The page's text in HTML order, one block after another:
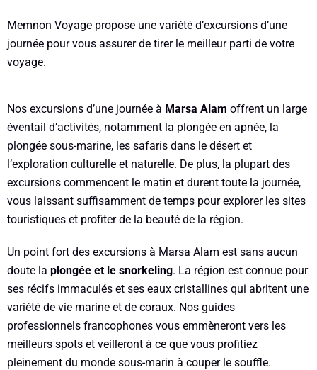
Memnon Voyage propose une variété d’excursions d’une
journée pour vous assurer de tirer le meilleur parti de votre
voyage.
Nos excursions d’une journée à Marsa Alam offrent un large
éventail d’activités, notamment la plongée en apnée, la
plongée sous-marine, les safaris dans le désert et
l’exploration culturelle et naturelle. De plus, la plupart des
excursions commencent le matin et durent toute la journée,
vous laissant suffisamment de temps pour explorer les sites
touristiques et profiter de la beauté de la région.
Un point fort des excursions à Marsa Alam est sans aucun
doute la plongée et le snorkeling. La région est connue pour
ses récifs immaculés et ses eaux cristallines qui abritent une
variété de vie marine et de coraux. Nos guides
professionnels francophones vous emmèneront vers les
meilleurs spots et veilleront à ce que vous profitiez
pleinement du monde sous-marin à couper le souffle.